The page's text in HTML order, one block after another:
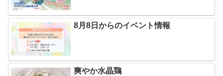
8月8日からのイベント情報
爽やか水晶鶏